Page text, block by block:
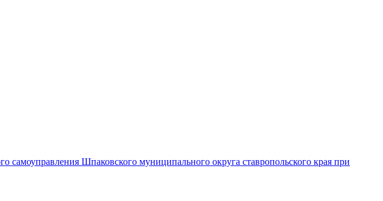
самоуправления Шпаковского муниципального округа ставропольского края при